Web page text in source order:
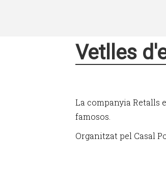
Vetlles
La companyia Retalls
famosos.
Organitzat pel Casal